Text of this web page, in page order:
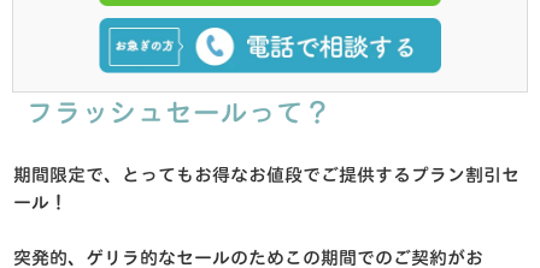
フラッシュセールって？
期間限定で、とってもお得なお値段でご提供するプラン割引セ
ール！
突発的、ゲリラ的なセールのためこの期間でのご契約がお